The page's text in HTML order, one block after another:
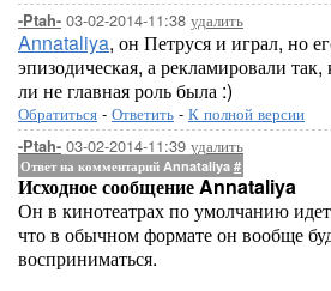
-Ptah- 03-02-2014-11:38 удалить
Annataliya, он Петруся и играл, но
эпизодическая, а рекламировали так,
ли не главная роль была :)
Обратиться - Ответить - К полной версии
-Ptah- 03-02-2014-11:39 удалить
Ответ на комментарий Annataliya #
Исходное сообщение Annataliya
Он в кинотеатрах по умолчанию
что в обычном формате он вообще
восприниматься.